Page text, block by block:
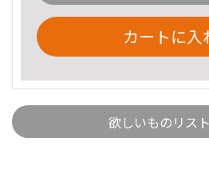
カートに入
欲しいものリス